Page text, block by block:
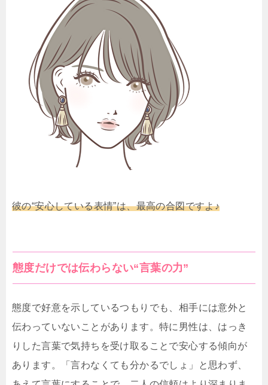
彼の“安心している表情”は、最高の合図ですよ♪
態度だけでは伝わらない“言葉の力”
態度で好意を示しているつもりでも、相手には意外と
伝わっていないことがあります。特に男性は、はっき
りした言葉で気持ちを受け取ることで安心する傾向が
あります。「言わなくても分かるでしょ」と思わず、